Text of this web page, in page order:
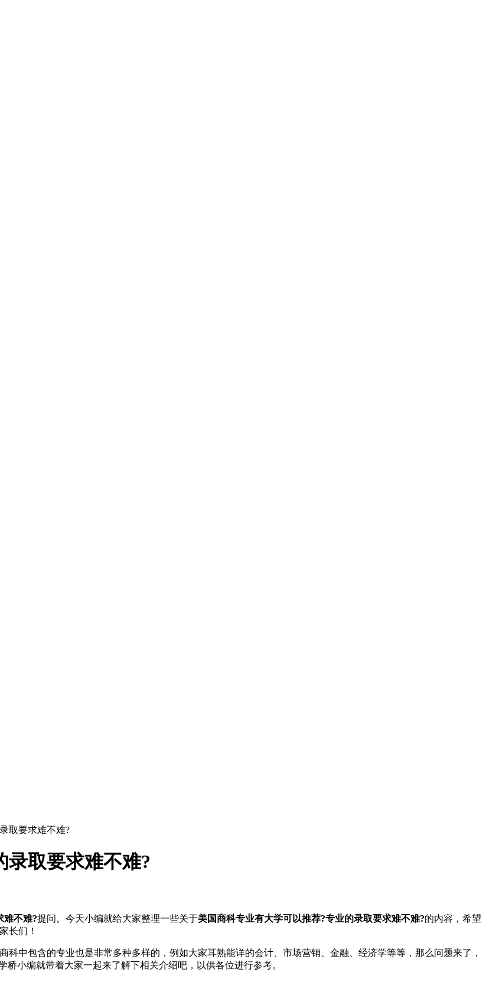
取要求难不难?
录取要求难不难?
难不难?提问。今天小编就给大家整理一些关于美国商科专业有大学可以推荐?专业的录取要求难不难?的内容，希望
长们！
包含的专业也是非常多种多样的，例如大家耳熟能详的会计、市场营销、金融、经济学等等，那么问题来了，
桥小编就带着大家一起来了解下相关介绍吧，以供各位进行参考。